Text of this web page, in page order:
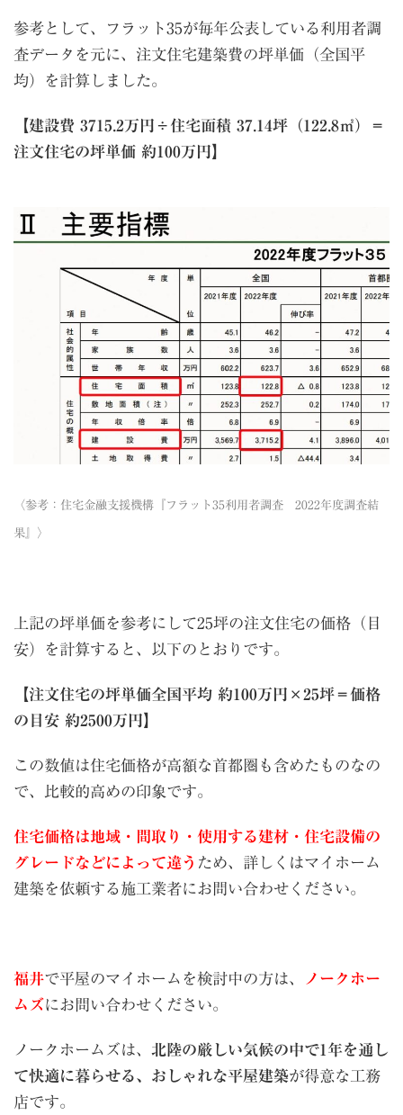
参考として、フラット35が毎年公表している利用者調
査データを元に、注文住宅建築費の坪単価（全国平
均）を計算しました。
【建設費 3715.2万円÷住宅面積 37.14坪（122.8㎡）＝
注文住宅の坪単価 約100万円】
〈参考： 住宅金融支援機構『フラット35利用者調査 2022年度調査結
果』 〉
上記の坪単価を参考にして25坪の注文住宅の価格（目
安）を計算すると、以下のとおりです。
【注文住宅の坪単価全国平均 約100万円×25坪＝価格
の目安 約2500万円】
この数値は住宅価格が高額な首都圏も含めたものなの
で、比較的高めの印象です。
住宅価格は地域・間取り・使用する建材・住宅設備の
グレードなどによって違う ため、詳しくはマイホーム
建築を依頼する施工業者にお問い合わせください。
福井で平屋のマイホームを検討中の方は、
ノークホー
ムズにお問い合わせください。
ノークホームズは、 北陸の厳しい気候の中で1年を通し
て快適に暮らせる、おしゃれな平屋建築が得意な工務
店です。